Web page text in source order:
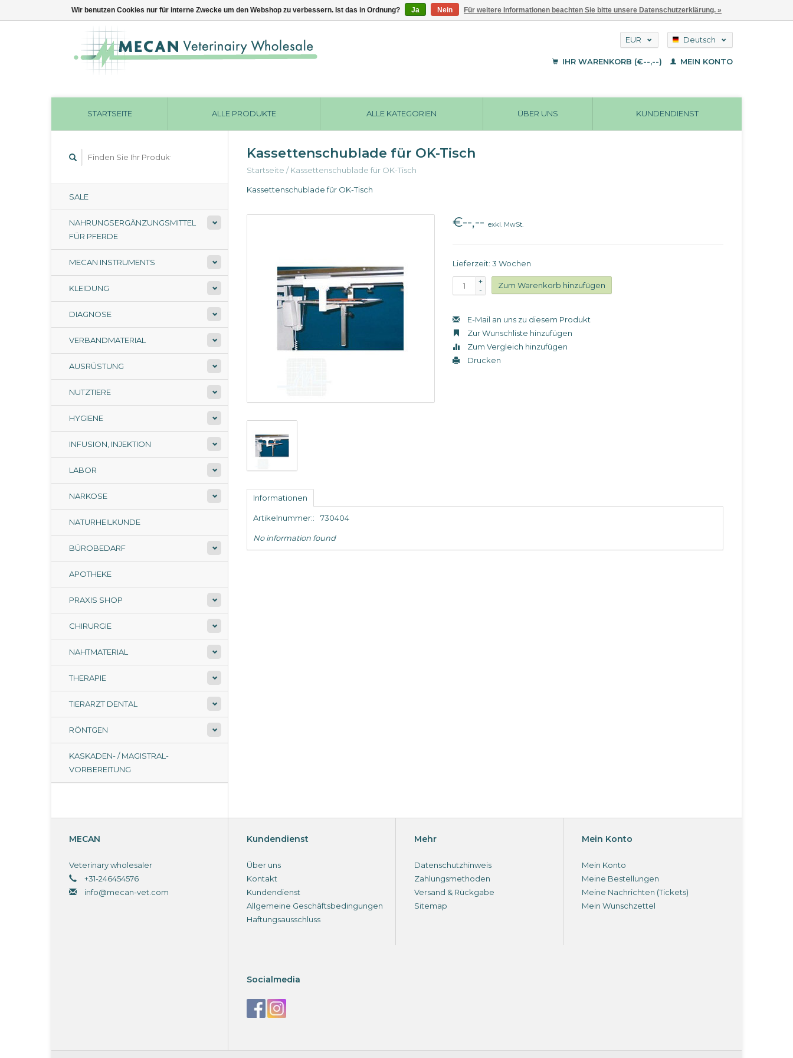
EUR
USD
Deutsch
Français
IHR WARENKORB (€--,--) MEIN KONTO
STARTSEITE ALLE PRODUKTE ALLE KATEGORIEN ÜBER UNS KUNDENDIENST
SALE
NAHRUNGSERGÄNZUNGSMITTEL
FÜR PFERDE
MECAN INSTRUMENTS
KLEIDUNG
DIAGNOSE
VERBANDMATERIAL
AUSRÜSTUNG
NUTZTIERE
HYGIENE
INFUSION, INJEKTION
LABOR
NARKOSE
NATURHEILKUNDE
BÜROBEDARF
APOTHEKE
PRAXIS SHOP
CHIRURGIE
NAHTMATERIAL
THERAPIE
TIERARZT DENTAL
RÖNTGEN
KASKADEN- / MAGISTRAL-
VORBEREITUNG
Kassettenschublade für OK-Tisch
Startseite /Kassettenschublade für OK-Tisch
Kassettenschublade für OK-Tisch
€--,--exkl. MwSt.
Lieferzeit: 3 Wochen
+
-
Zum Warenkorb hinzufügen
E-Mail an uns zu diesem Produkt
Zur Wunschliste hinzufügen
Zum Vergleich hinzufügen
Drucken
Informationen
Artikelnummer:: 730404
No information found
MECAN
Veterinary wholesaler
+31-246454576
info@mecan-vet.com
Kundendienst
Über uns
Kontakt
Kundendienst
Allgemeine Geschäftsbedingungen
Haftungsausschluss
Mehr
Datenschutzhinweis
Zahlungsmethoden
Versand & Rückgabe
Sitemap
Mein Konto
Mein Konto
Meine Bestellungen
Meine Nachrichten (Tickets)
Mein Wunschzettel
Socialmedia
Wir benutzen Cookies nur für interne Zwecke um den Webshop zu verbessern. Ist das in Ordnung? Ja Nein Für weitere Informationen beachten Sie bitte unsere Datenschutzerklärung. »